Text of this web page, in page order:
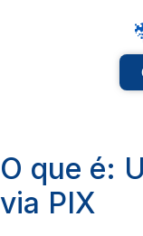
O que é:
via PIX